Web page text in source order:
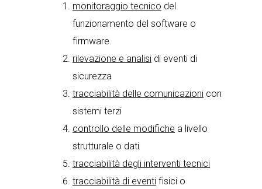
monitoraggio tecnico del
funzionamento del software o
firmware.
rilevazione e analisi di eventi di
sicurezza
tracciabilità delle comunicazioni con
sistemi terzi
controllo delle modifiche a livello
strutturale o dati
tracciabilità degli interventi tecnici
tracciabilità di eventi fisici o